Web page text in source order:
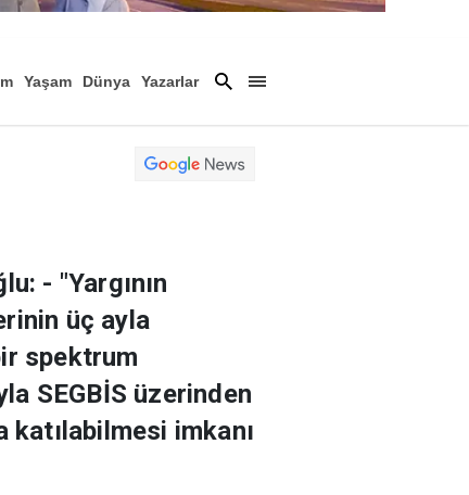
Yaşam
Dünya
Yazarlar
- "Yargının
üç ayla
spektrum
SEGBİS üzerinden
imkanı